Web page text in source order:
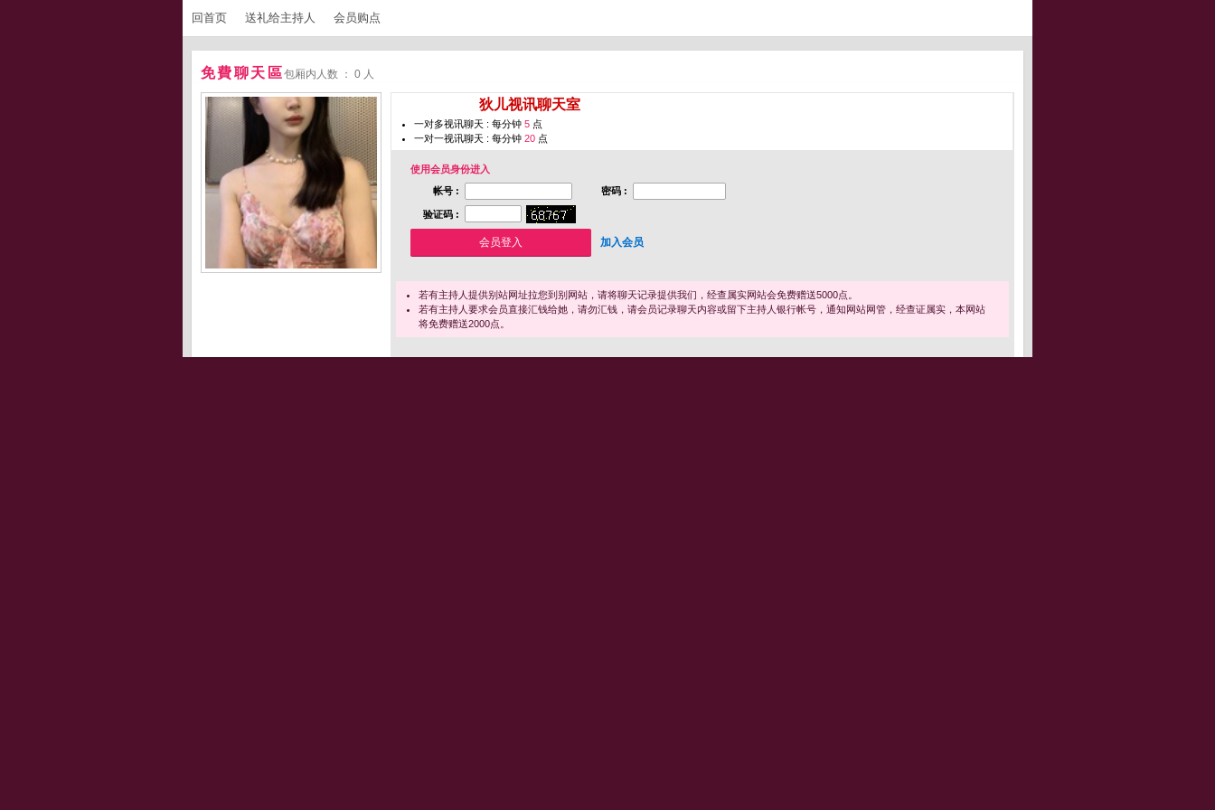
回首页 送礼给主持人 会员购点
免費聊天區包厢内人数 ： 0 人
狄儿视讯聊天室
一对多视讯聊天 : 每分钟 5 点
一对一视讯聊天 : 每分钟 20 点
使用会员身份进入
帐号 :
密码 :
验证码 :
加入会员
若有主持人提供别站网址拉您到别网站，请将聊天记录提供我们，经查属实网站会免费赠送5000点。
若有主持人要求会员直接汇钱给她，请勿汇钱，请会员记录聊天内容或留下主持人银行帐号，通知网站网管，经查证属实，本网站
将免费赠送2000点。